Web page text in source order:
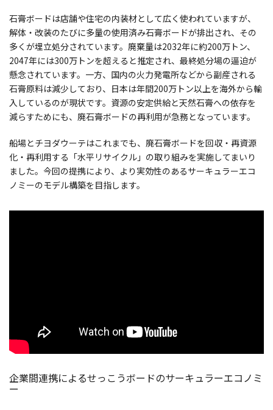
石膏ボードは店舗や住宅の内装材として広く使われていますが、
解体・改装のたびに多量の使用済み石膏ボードが排出され、その
多くが埋立処分されています。廃棄量は2032年に約200万トン、
2047年には300万トンを超えると推定され、最終処分場の逼迫が
懸念されています。一方、国内の火力発電所などから副産される
石膏原料は減少しており、日本は年間200万トン以上を海外から輸
入しているのが現状です。資源の安定供給と天然石膏への依存を
減らすためにも、廃石膏ボードの再利用が急務となっています。
船場とチヨダウーテはこれまでも、廃石膏ボードを回収・再資源
化・再利用する「水平リサイクル」の取り組みを実施してまいり
ました。今回の提携により、より実効性のあるサーキュラーエコ
ノミーのモデル構築を目指します。
企業間連携によるせっこうボードのサーキュラーエコノミ
ー